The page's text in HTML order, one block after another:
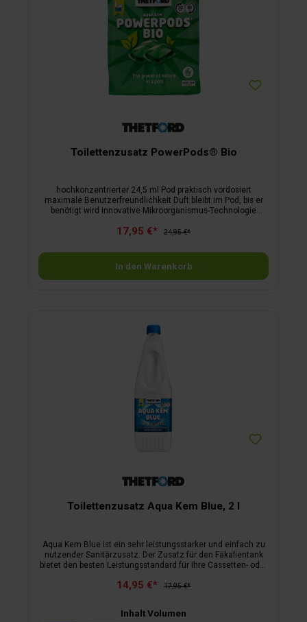
Toilettenzusatz PowerPods® Bio
hochkonzentrierter 24,5 ml Pod praktisch vordosiert
maximale Benutzerfreundlichkeit Duft bleibt im Pod, bis er
benötigt wird innovative Mikroorganismus-Technologie
leichtere Tankentleerung 1 Dosierung reicht bis zu 4 Tage 1
17,95 €* 24,95 €*
In den Warenkorb
Toilettenzusatz Aqua Kem Blue, 2 l
Aqua Kem Blue ist ein sehr leistungsstarker und einfach zu
nutzender Sanitärzusatz. Der Zusatz für den Fäkalientank
bietet den besten Leistungsstandard für Ihre Cassetten- oder
verflüssigt Feststoffe für einfachere Entsorgung reduziert
werden und somit reibungslos arbeiten wirkt 4 bis 5 Tage
14,95 €* 17,95 €*
Inhalt Volumen